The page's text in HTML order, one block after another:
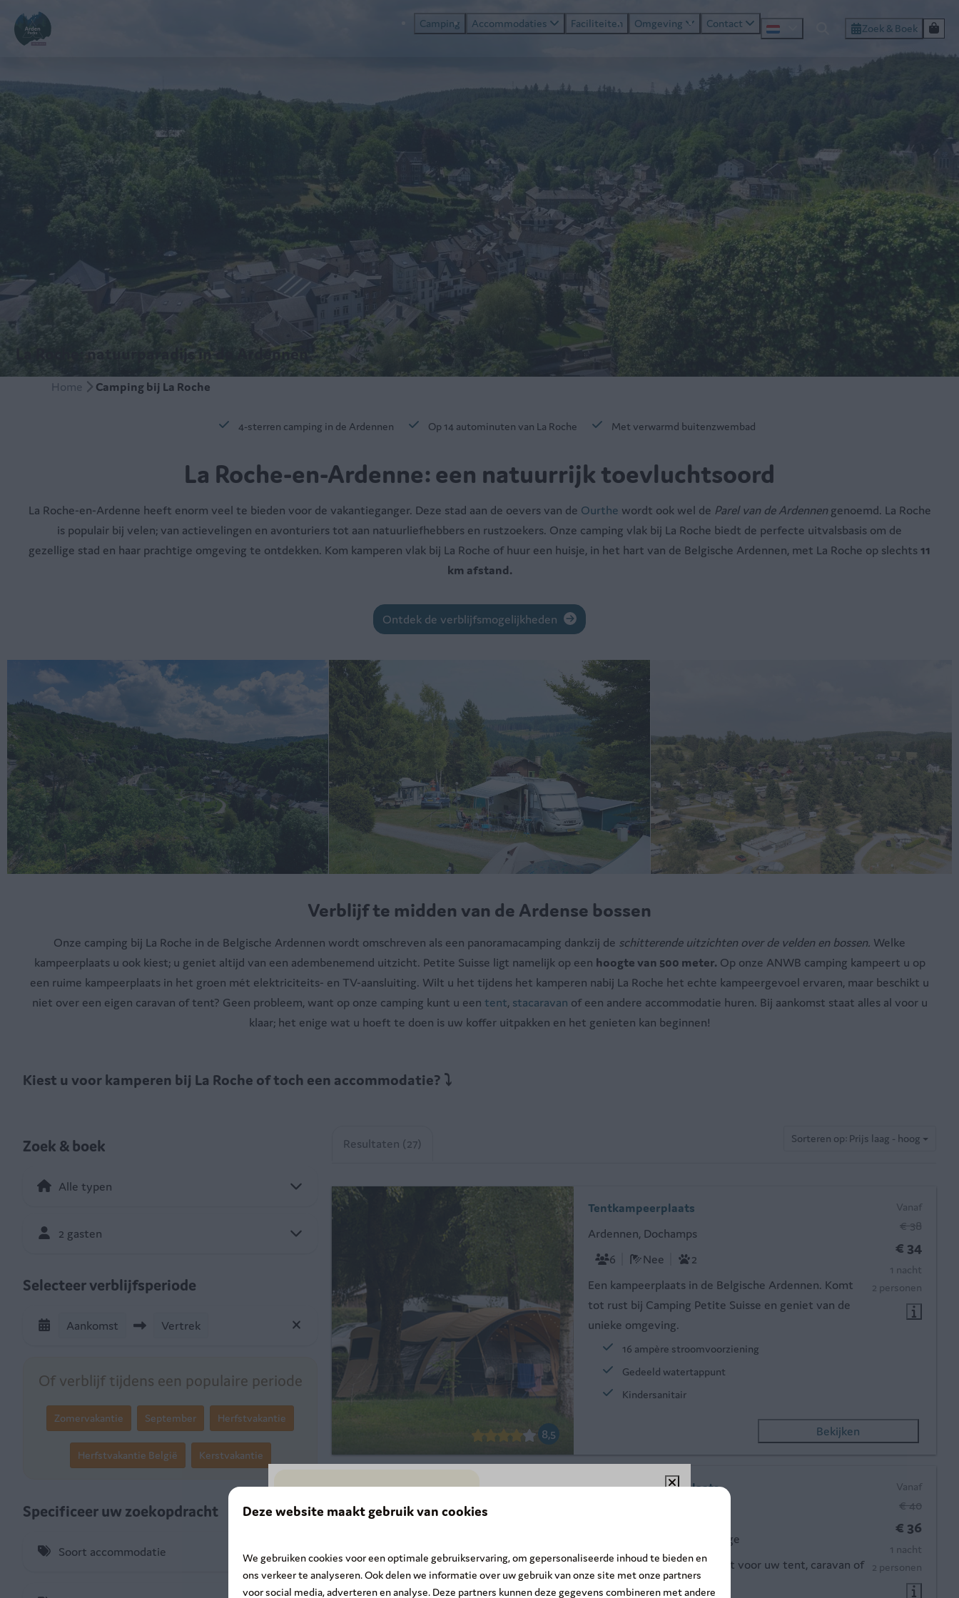
Camping Accommodaties Faciliteiten Omgeving Contact Zoek & Boek
La Roche: natuurparadijs in de Ardennen
Home Camping bij La Roche
4-sterren camping in de Ardennen Op 14 autominuten van La Roche Met verwarmd buitenzwembad
La Roche-en-Ardenne: een natuurrijk toevluchtsoord
La Roche-en-Ardenne heeft enorm veel te bieden voor de vakantieganger. Deze stad aan de oevers van de Ourthe wordt ook wel de Parel van de Ardennengenoemd. La Roche
is populair bij velen; van actievelingen en avonturiers tot aan natuurliefhebbers en rustzoekers. Onze camping vlak bij La Roche biedt de perfecte uitvalsbasis om de
gezellige stad en haar prachtige omgeving te ontdekken. Kom kamperen vlak bij La Roche of huur een huisje, in het hart van de Belgische Ardennen, met La Roche op slechts11
km afstand.
Ontdek de verblijfsmogelijkheden
Verblijf te midden van de Ardense bossen
Onze camping bij La Roche in de Belgische Ardennen wordt omschreven als een panoramacamping dankzij de schitterende uitzichten over de velden en bossen. Welke
kampeerplaats u ook kiest; u geniet altijd van een adembenemend uitzicht. Petite Suisse ligt namelijk op een hoogte van 500 meter.Op onze ANWB camping kampeert u op
een ruime kampeerplaats in het groen mét elektriciteits- en TV-aansluiting. Wilt u het tijdens het kamperen nabij La Roche het echte kampeergevoel ervaren, maar beschikt u
niet over een eigen caravan of tent? Geen probleem, want op onze camping kunt u een tent, stacaravan of een andere accommodatie huren. Bij aankomst staat alles al voor u
klaar; het enige wat u hoeft te doen is uw koffer uitpakken en het genieten kan beginnen!
Kiest u voor kamperen bij La Roche of toch een accommodatie? ⤵
Zoek & boek
2 gasten
Selecteer verblijfsperiode
Aankomst Vertrek
Of verblijf tijdens een populaire periode
Zomervakantie September Herfstvakantie
Herfstvakantie België Kerstvakantie
Specificeer uw zoekopdracht
Soort accommodatie
Stacaravans & chalets (9)
Sorteren op: Prijs laag - hoog
Resultaten (27)
8,5
Vanaf
€ 38
€ 34
1 nacht
2 personen
Tentkampeerplaats
Ardennen, Dochamps
6
Nee
2
Een kampeerplaats in de Belgische Ardennen. Komt
tot rust bij Camping Petite Suisse en geniet van de
unieke omgeving.
16 ampère stroomvoorziening
Gedeeld watertappunt
Kindersanitair
Bekijken
Vanaf
€ 40
€ 36
1 nacht
2 personen
Comfort kampeerplaats
Sommige
Optimale ruimte en comfort voor uw tent, caravan of
omgebouwde bus.
De zomer is nog niet voorbij! Ontsnap
eraantussen 15 augustus en 30
Deze website maakt gebruik van cookies
We gebruiken cookies voor een optimale gebruikservaring, om gepersonaliseerde inhoud te bieden en
ons verkeer te analyseren. Ook delen we informatie over uw gebruik van onze site met onze partners
voor social media, adverteren en analyse. Deze partners kunnen deze gegevens combineren met andere